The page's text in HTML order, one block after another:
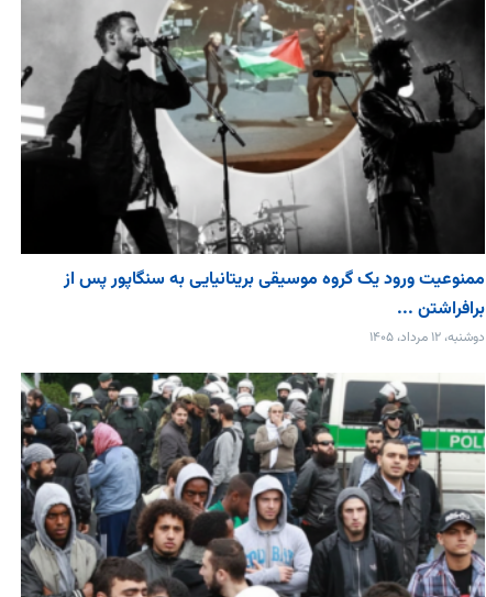
ممنوعیت ورود یک گروه موسیقی بریتانیایی به سنگاپور پس از
برافراشتن ...
دوشنبه، ۱۲ مرداد، ۱۴۰۵